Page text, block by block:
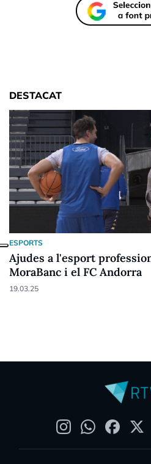
DESTACAT
ESPORTS
Ajudes a l'esport
MoraBanc i el FC Andorra
19.03.25